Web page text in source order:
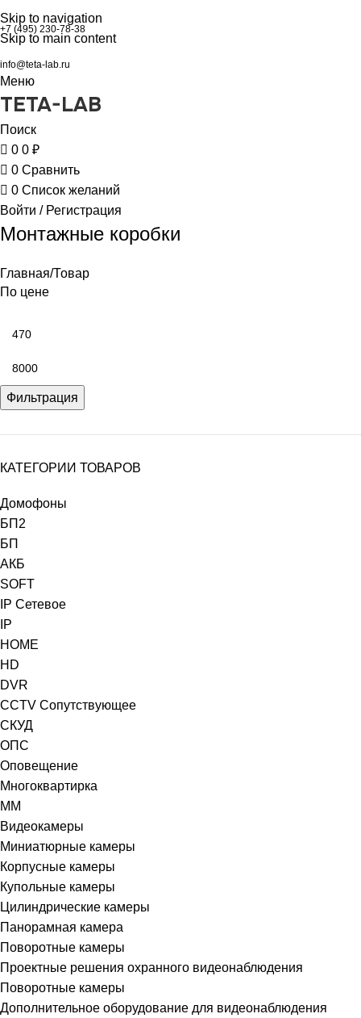
Skip to navigation
Skip to main content
+7 (495) 230-78-38
info@teta-lab.ru
Меню
TETA-LAB
Поиск
0 0 ₽
0 Сравнить
0 Список желаний
Войти / Регистрация
Монтажные коробки
Главная Товар
По цене
Фильтрация
КАТЕГОРИИ ТОВАРОВ
Домофоны
БП2
БП
АКБ
SOFT
IP Сетевое
IP
HOME
HD
DVR
CCTV Сопутствующее
СКУД
ОПС
Оповещение
Многоквартирка
ММ
Видеокамеры
Миниатюрные камеры
Корпусные камеры
Купольные камеры
Цилиндрические камеры
Панорамная камера
Поворотные камеры
Проектные решения охранного видеонаблюдения
Поворотные камеры
Дополнительное оборудование для видеонаблюдения